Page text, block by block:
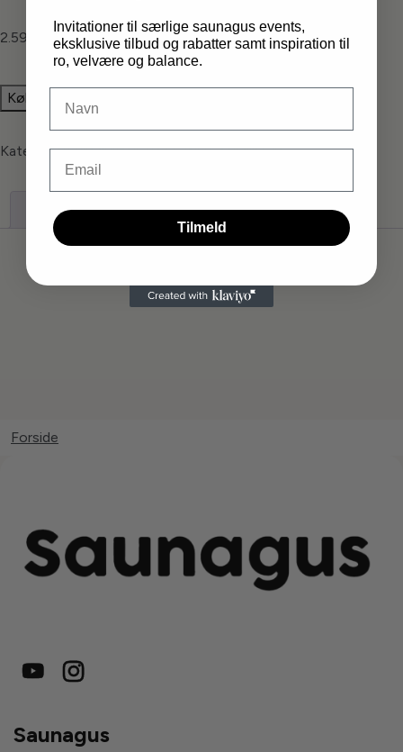
2.599,00kr.
Køb nu
Kategorier:Produkter,Recovery Scandinavia
Beskrivelse
Forside
Saunagus
Invitationer til særlige saunagus events,
eksklusive tilbud og rabatter samt inspiration til
ro, velvære og balance.
Tilmeld